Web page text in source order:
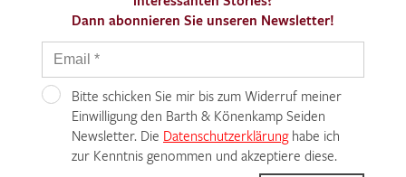
Dann abonnieren Sie unseren Newsletter!
Bitte schicken Sie mir bis zum Widerruf meiner
Einwilligung den Barth & Könenkamp Seiden
Newsletter. Die Datenschutzerklärunghabe ich
zur Kenntnis genommen und akzeptiere diese.